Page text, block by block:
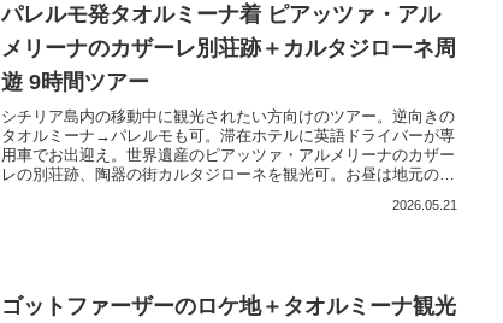
パレルモ発タオルミーナ着 ピアッツァ・アル
メリーナのカザーレ別荘跡＋カルタジローネ周
遊 9時間ツアー
シチリア島内の移動中に観光されたい方向けのツアー。逆向きの
タオルミーナ→パレルモも可。滞在ホテルに英語ドライバーが専
用車でお出迎え。世界遺産のピアッツァ・アルメリーナのカザー
レの別荘跡、陶器の街カルタジローネを観光可。お昼は地元のお
ルにお送り。もちろんスーツケースの搭載可。シチリア島を専用
2026.05.21
ゴットファーザーのロケ地＋タオルミーナ観光